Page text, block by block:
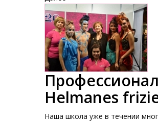
Helmanes
Наша школа уже в течении